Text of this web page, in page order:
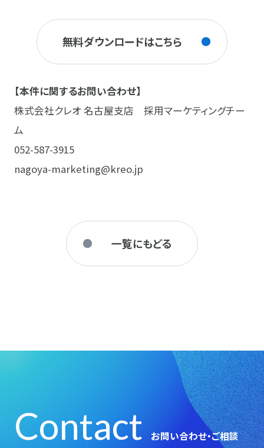
無料ダウンロードはこちら
【本件に関するお問い合わせ】
株式会社クレオ 名古屋支店 採用マーケティングチー
ム
052-587-3915
nagoya-marketing@kreo.jp
一覧にもどる
Contact お問い合わせ・ご相談